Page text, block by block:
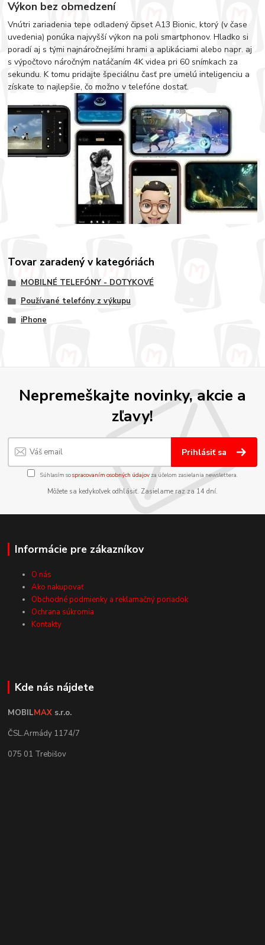
Výkon bez obmedzení
Vnútri zariadenia tepe odladený čipset A13 Bionic, ktorý (v čase
uvedenia) ponúka najvyšší výkon na poli smartphonov. Hladko si
poradí aj s tými najnáročnejšími hrami a aplikáciami alebo napr. aj
s výpočtovo náročným natáčaním 4K videa pri 60 snímkach za
sekundu. K tomu pridajte špeciálnu časť pre umelú inteligenciu a
získate to najlepšie, čo možno v telefóne dostať.
Tovar zaradený v kategóriách
MOBILNÉ TELEFÓNY - DOTYKOVÉ
Používané telefóny z výkupu
iPhone
Nepremeškajte novinky, akcie a
zľavy!
Prihlásiť sa
Súhlasím sospracovaním osobných údajov za účelom zasielania newslettera.
Môžete sa kedykoľvek odhlásiť. Zasielame raz za 14 dní.
Informácie pre zákazníkov
O nás
Ako nakupovať
Obchodné podmienky a reklamačný poriadok
Ochrana súkromia
Kontakty
Kde nás nájdete
MOBILMAX s.r.o.
ČSL.Armády 1174/7
075 01 Trebišov